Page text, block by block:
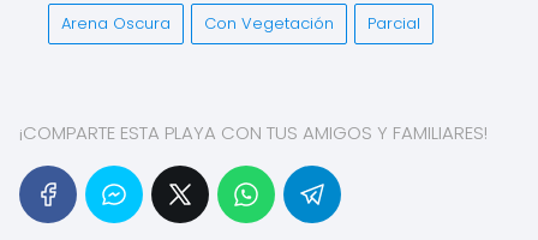
Arena Oscura Con Vegetación Parcial
¡COMPARTE ESTA PLAYA CON TUS AMIGOS Y FAMILIARES!